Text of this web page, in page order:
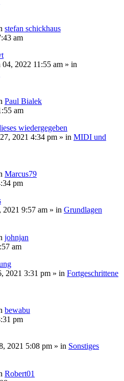
stefan schickhaus
am
04, 2022 11:55 am » in
Paul Bialek
am
wiedergegeben
2021 4:34 pm » in MIDI und
Marcus79
pm
9:57 am » in Grundlagen
johnjan
am
2021 3:31 pm » in Fortgeschrittene
bewabu
pm
2021 5:08 pm » in Sonstiges
Robert01